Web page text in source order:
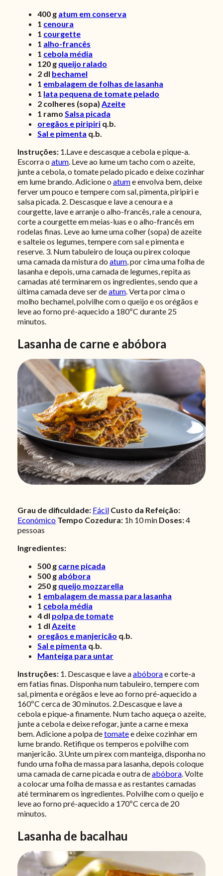
400 g atum em conserva
1 cenoura
1 courgette
1 alho-francês
1 cebola média
120 g queijo ralado
2 dl bechamel
1 embalagem de folhas de lasanha
1 lata pequena de tomate pelado
2 colheres (sopa) Azeite
1 ramo Salsa picada
oregãos e piripiri q.b.
Sal e pimenta q.b.
Instruções: 1.Lave e descasque a cebola e pique-a.
Escorra o atum. Leve ao lume um tacho com o azeite,
junte a cebola, o tomate pelado picado e deixe cozinhar
em lume brando. Adicione o atume envolva bem, deixe
ferver um pouco e tempere com sal, pimenta, piripíri e
salsa picada. 2. Descasque e lave a cenoura e a
courgette, lave e arranje o alho-francês, rale a cenoura,
corte a courgette em meias-luas e o alho-francês em
rodelas finas. Leve ao lume uma colher (sopa) de azeite
e salteie os legumes, tempere com sal e pimenta e
reserve. 3. Num tabuleiro de louça ou pirex coloque
uma camada da mistura do atum, por cima uma folha de
lasanha e depois, uma camada de legumes, repita as
camadas até terminarem os ingredientes, sendo que a
última camada deve ser deatum. Verta por cima o
molho bechamel, polvilhe com o queijo e os orégãos e
leve ao forno pré-aquecido a 180ºC durante 25
minutos.
Lasanha de carne e abóbora
Grau de dificuldade: Fácil Custo da Refeição:
Económico Tempo Cozedura: 1h 10 min Doses:4
pessoas
Ingredientes:
500 g carne picada
500 g abóbora
250 g queijo mozzarella
1 embalagem de massa para lasanha
1 cebola média
4 dl polpa de tomate
1 dl Azeite
oregãos e manjericão q.b.
Sal e pimenta q.b.
Manteiga para untar
Instruções: 1. Descasque e lave aabóborae corte-a
em fatias finas. Disponha num tabuleiro, tempere com
sal, pimenta e orégãos e leve ao forno pré-aquecido a
160ºC cerca de 30 minutos. 2.Descasque e lave a
cebola e pique-a finamente. Num tacho aqueça o azeite,
junte a cebola e deixe refogar, junte a carne e mexa
bem. Adicione a polpa detomatee deixe cozinhar em
lume brando. Retifique os temperos e polvilhe com
manjericão. 3.Unte um pirex com manteiga, disponha no
fundo uma folha de massa para lasanha, depois coloque
uma camada de carne picada e outra deabóbora. Volte
a colocar uma folha de massa e as restantes camadas
até terminarem os ingredientes. Polvilhe com o queijo e
leve ao forno pré-aquecido a 170ºC cerca de 20
minutos.
Lasanha de bacalhau